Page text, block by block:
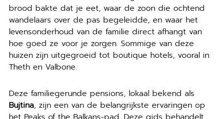
brood bakte dat je eet, waar de zoon die ochtend
wandelaars over de pas begeleidde, en waar het
levensonderhoud van de familie direct afhangt van
hoe goed ze voor je zorgen. Sommige van deze
huizen zijn uitgegroeid tot boutique hotels, vooral in
Theth en Valbone.
Deze familiegerunde pensions, lokaal bekend als
Bujtina, zijn een van de belangrijkste ervaringen op